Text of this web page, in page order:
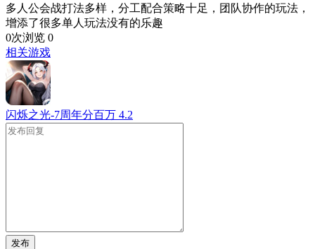
多人公会战打法多样，分工配合策略十足，团队协作的玩法，
增添了很多单人玩法没有的乐趣
0次浏览 0
相关游戏
闪烁之光-7周年分百万 4.2
发布